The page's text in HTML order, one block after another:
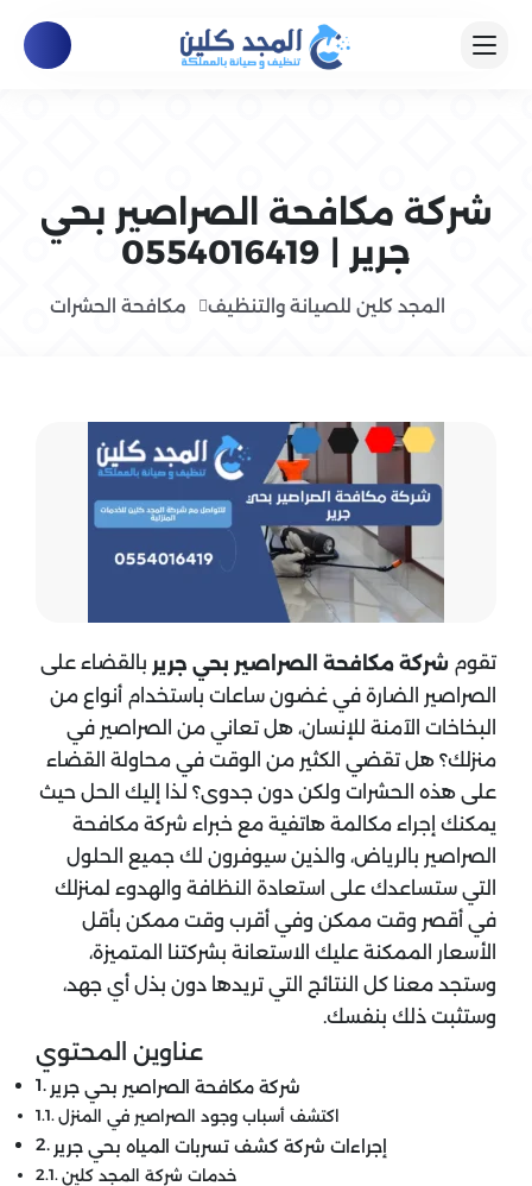
شركة مكافحة الصراصير بحي
جرير | 0554016419
المجد كلين للصيانة والتنظيف مكافحة الحشرات
تقوم شركة مكافحة الصراصير بحي جرير بالقضاء على
الصراصير الضارة في غضون ساعات باستخدام أنواع من
البخاخات الآمنة للإنسان، هل تعاني من الصراصير في
منزلك؟ هل تقضي الكثير من الوقت في محاولة القضاء
على هذه الحشرات ولكن دون جدوى؟ لذا إليك الحل حيث
يمكنك إجراء مكالمة هاتفية مع خبراء شركة مكافحة
الصراصير بالرياض، والذين سيوفرون لك جميع الحلول
التي ستساعدك على استعادة النظافة والهدوء لمنزلك
في أقصر وقت ممكن وفي أقرب وقت ممكن بأقل
الأسعار الممكنة عليك الاستعانة بشركتنا المتميزة،
وستجد معنا كل النتائج التي تريدها دون بذل أي جهد،
وستثبت ذلك بنفسك.
عناوين المحتوي
شركة مكافحة الصراصير بحي جرير
اكتشف أسباب وجود الصراصير في المنزل
إجراءات شركة كشف تسربات المياه بحي جرير
خدمات شركة المجد كلين